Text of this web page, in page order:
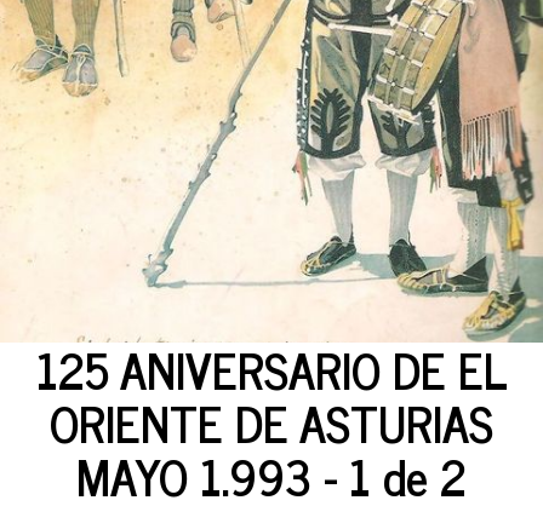
125 ANIVERSARIO DE EL
ORIENTE DE ASTURIAS
MAYO 1.993 - 1 de 2